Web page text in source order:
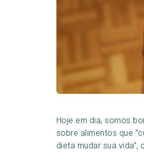
Hoje em dia, somos
sobre alimentos que
dieta mudar sua